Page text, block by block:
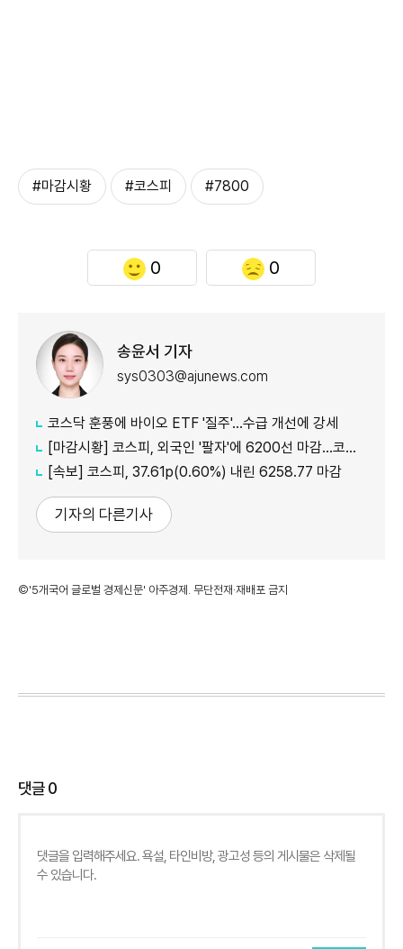
#마감시황 #코스피 #7800
0 0
송윤서 기자
sys0303@ajunews.com
코스닥 훈풍에 바이오 ETF '질주'…수급 개선에 강세
[마감시황] 코스피, 외국인 '팔자'에 6200선 마감…코스닥도 하락
[속보] 코스피, 37.61p(0.60%) 내린 6258.77 마감
기자의 다른기사
©'5개국어 글로벌 경제신문' 아주경제. 무단전재·재배포 금지
댓글0